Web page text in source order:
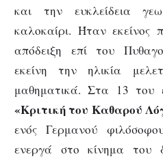
και την ευκλείδεια
καλοκαίρι. Ήταν εκείνος
απόδειξη επί του
εκείνη την ηλικία
μαθηματικά. Στα 13
«Κριτική του Καθαρού
ενός Γερμανού
ενεργά στο κίνημα του